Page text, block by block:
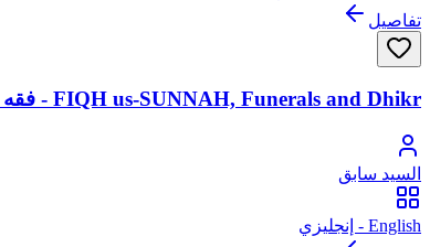
تفاصيل
FIQH us-SUNNAH, Funerals and Dhikr - فقه السنة الجنائز والذكر
السيد سابق
English - إنجليزي